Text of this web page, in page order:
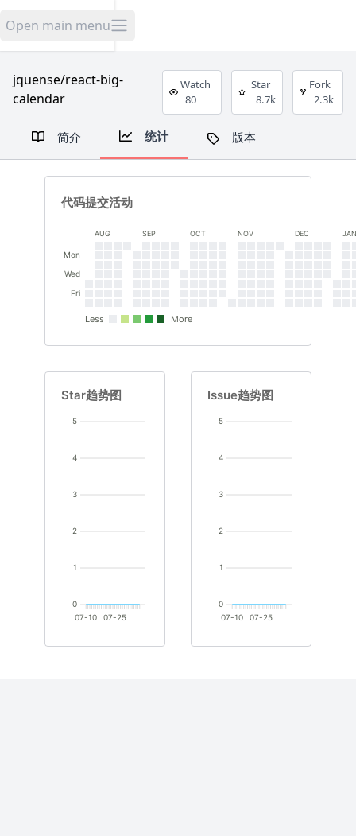
Open main menu
米舟开源
jquense/react-big-
calendar
Watch
80
Star
8.7k
Fork
2.3k
简介 统计 版本
代码提交活动
Mon
Wed
Fri
AUG SEP OCT NOV DEC JAN
Less More
Star趋势图
0
1
2
3
4
5
07-10 07-25
Issue趋势图
0
1
2
3
4
5
07-10 07-25